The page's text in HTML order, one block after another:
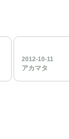
2012-10-11
アカマタ